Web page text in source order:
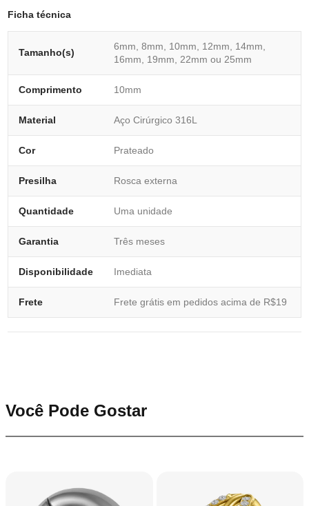
Ficha técnica
Tamanho(s)
6mm, 8mm, 10mm, 12mm, 14mm,
16mm, 19mm, 22mm ou 25mm
Comprimento 10mm
Material Aço Cirúrgico 316L
Cor Prateado
Presilha Rosca externa
Quantidade Uma unidade
Garantia Três meses
Disponibilidade Imediata
Frete Frete grátis em pedidos acima de R$19
Você Pode Gostar